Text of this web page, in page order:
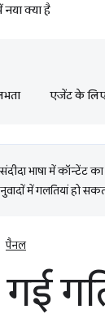
क्या है
एजेंट के
भाषा में कॉन्टेंट
में गलतियां हो
पैनल